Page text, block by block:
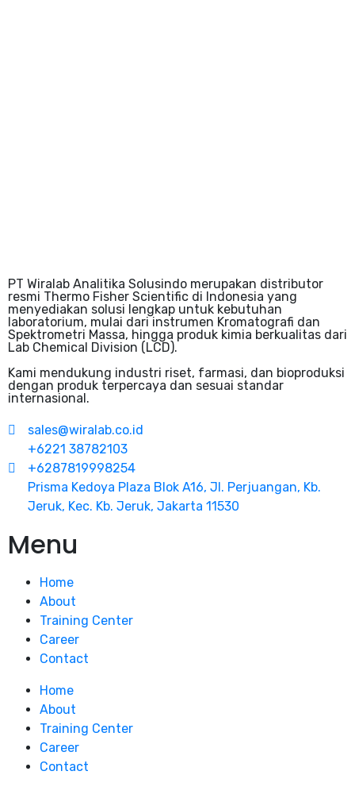
PT Wiralab Analitika Solusindo merupakan distributor
resmi Thermo Fisher Scientific di Indonesia yang
menyediakan solusi lengkap untuk kebutuhan
laboratorium, mulai dari instrumen Kromatografi dan
Spektrometri Massa, hingga produk kimia berkualitas dari
Lab Chemical Division (LCD).
Kami mendukung industri riset, farmasi, dan bioproduksi
dengan produk terpercaya dan sesuai standar
internasional.
sales@wiralab.co.id
+6221 38782103
+6287819998254
Prisma Kedoya Plaza Blok A16, Jl. Perjuangan, Kb.
Jeruk, Kec. Kb. Jeruk, Jakarta 11530
Menu
Home
About
Training Center
Career
Contact
Home
About
Training Center
Career
Contact